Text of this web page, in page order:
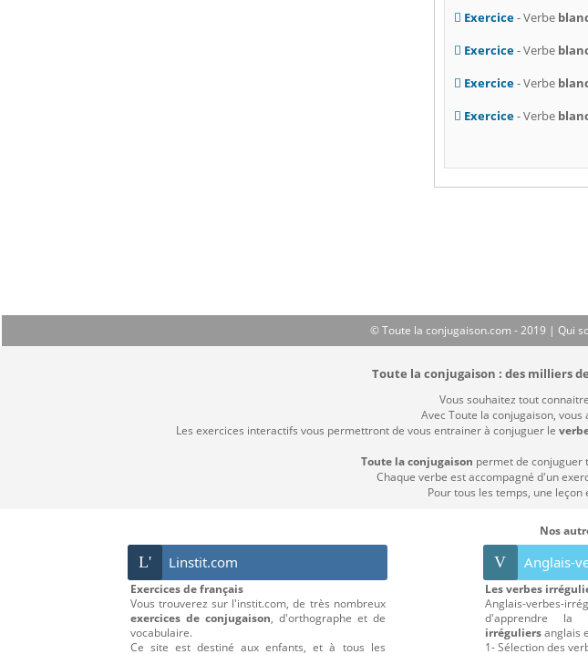
Exercice- Verbe
Exercice- Verbe
Exercice- Verbe
Exercice- Verbe
© Toute la conjugaison.com - 2019 | Qui
Toute la conjugaison : des milliers
Vous souhaitez tout
Avec Toute la conjugaison,
Les exercices interactifs vous permettront de vous entrainer à conjuguer le
Toute la conjugaison permet de conjuguer
Chaque verbe est accompagné d'un
Pour tous les temps, une
Nos
L' Linstit.com
Exercices de français
Vous trouverez sur l'instit.com, de très nombreux
exercices de conjugaison, d'orthographe et de
vocabulaire.
Ce site est destiné aux enfants, et à tous les
V Anglais-
Les verbes
Anglais-
d'apprendre la
irréguliersanglais
1- Sélection des